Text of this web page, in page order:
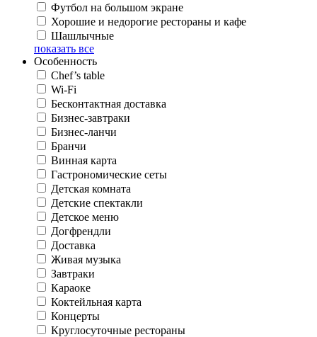
Футбол на большом экране
Хорошие и недорогие рестораны и кафе
Шашлычные
показать все
Особенность
Chef’s table
Wi-Fi
Бесконтактная доставка
Бизнес-завтраки
Бизнес-ланчи
Бранчи
Винная карта
Гастрономические сеты
Детская комната
Детские спектакли
Детское меню
Догфрендли
Доставка
Живая музыка
Завтраки
Караоке
Коктейльная карта
Концерты
Круглосуточные рестораны